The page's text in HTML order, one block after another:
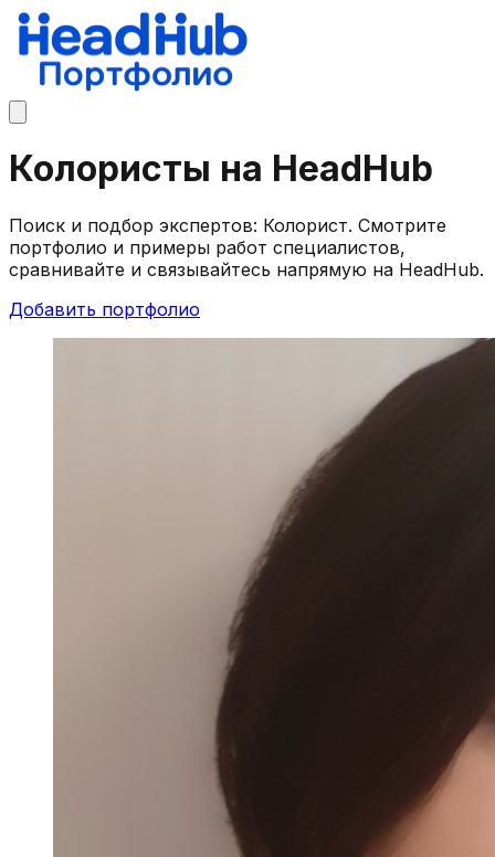
Колористы на HeadHub
Поиск и подбор экспертов: Колорист. Смотрите
портфолио и примеры работ специалистов,
сравнивайте и связывайтесь напрямую на HeadHub.
Добавить портфолио